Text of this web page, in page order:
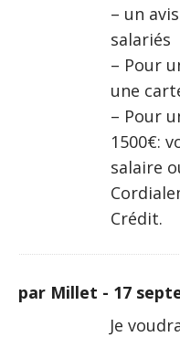
– un
salariés
– Pour
une
– Pour
1500€:
salaire
Crédit.
par Millet - 17
Je